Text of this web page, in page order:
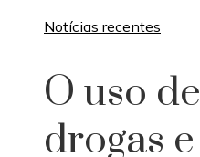
Notícias recentes
O uso de
drogas e